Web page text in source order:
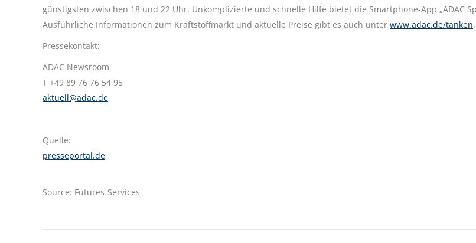
günstigsten zwischen 18 und 22 Uhr. Unkomplizierte und schnelle Hilfe bietet die Smartphone-App „ADAC
Ausführliche Informationen zum Kraftstoffmarkt und aktuelle Preise gibt es auch unter www.adac.de/tanken.
Pressekontakt:
ADAC Newsroom
T +49 89 76 76 54 95
aktuell@adac.de
Quelle:
presseportal.de
Source: Futures-Services